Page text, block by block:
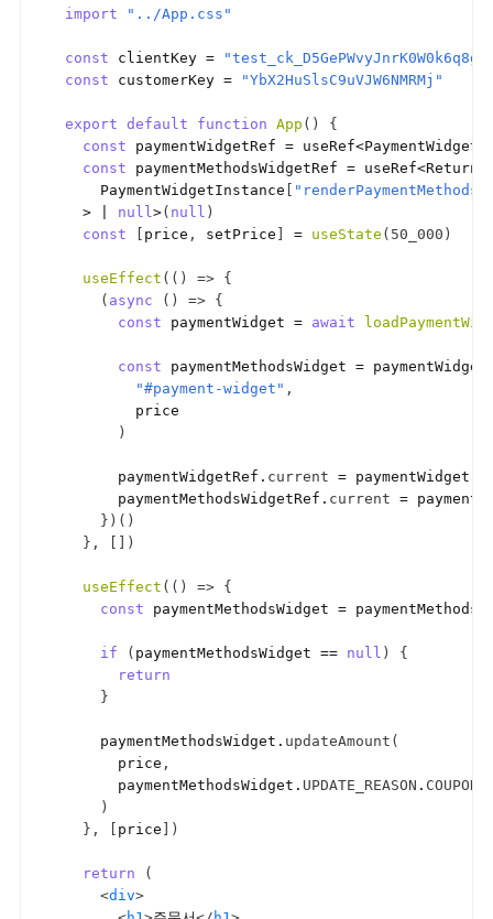
import "../App.css"
const clientKey =
const
customerKey = "YbX2HuSlsC9uVJW6NMRMj"
export default function App ( )
{
const
paymentWidgetRef = useRef<
const
paymentMethodsWidgetRef = useRef<
PaymentWidgetInstance
"renderPaymentMethods"
  > |
null>( null )
const
price , setPrice = useState ( 50_000 )
useEffect ( ( ) =>
{
( async ( ) =>
{
const
paymentWidget = await
const paymentMethodsWidget = paymentWidget
"#payment-widget" ,
price
)
paymentWidgetRef . current = paymentWidget
paymentMethodsWidgetRef . current =
} ) ( )
} , )
useEffect ( ( ) =>
{
const
paymentMethodsWidget =
if ( paymentMethodsWidget == null )
{
return
}
paymentMethodsWidget . updateAmount (
price ,
paymentMethodsWidget . UPDATE_REASON . COUPON
)
} , price )
return
(
<div>